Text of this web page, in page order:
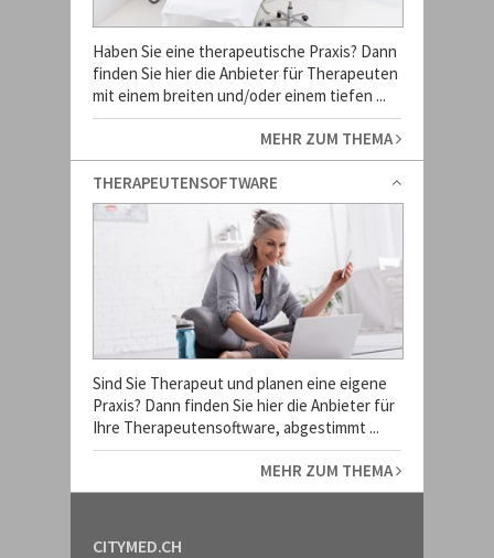
Haben Sie eine therapeutische Praxis? Dann
finden Sie hier die Anbieter für Therapeuten
mit einem breiten und/oder einem tiefen ...
MEHR ZUM THEMA
THERAPEUTENSOFTWARE
Sind Sie Therapeut und planen eine eigene
Praxis? Dann finden Sie hier die Anbieter für
Ihre Therapeutensoftware, abgestimmt ...
MEHR ZUM THEMA
CITYMED.CH